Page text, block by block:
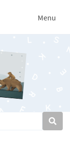
Menu